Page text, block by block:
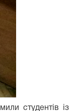
студентів